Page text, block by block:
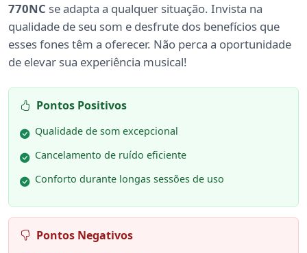
770NC se adapta a qualquer situação. Invista na
qualidade de seu som e desfrute dos benefícios que
esses fones têm a oferecer. Não perca a oportunidade
de elevar sua experiência musical!
Pontos Positivos
Qualidade de som excepcional
Cancelamento de ruído eficiente
Conforto durante longas sessões de uso
Pontos Negativos